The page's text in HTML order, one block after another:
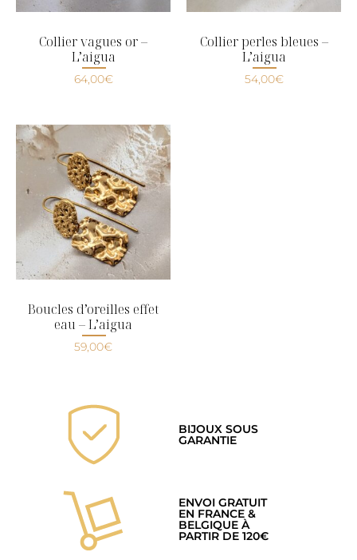
Collier vagues or –
L’aigua
64,00€
Collier perles bleues –
L’aigua
54,00€
Boucles d’oreilles effet
eau – L’aigua
59,00€
BIJOUX SOUS
GARANTIE
ENVOI GRATUIT
EN FRANCE &
BELGIQUE À
PARTIR DE 120€